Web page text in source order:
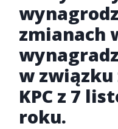
zmianach
w związku
KPC z 7
roku.